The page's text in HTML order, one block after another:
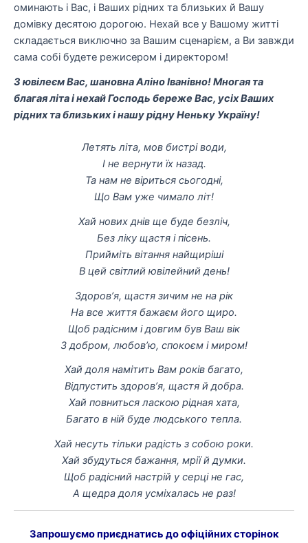
оминають і Вас, і Ваших рідних та близьких й Вашу
домівку десятою дорогою. Нехай все у Вашому житті
складається виключно за Вашим сценарієм, а Ви завжди
сама собі будете режисером і директором!
З ювілеєм Вас, шановна Аліно Іванівно! Многая та
благая літа і нехай Господь береже Вас, усіх Ваших
рідних та близьких і нашу рідну Неньку Україну!
Летять літа, мов бистрі води,
І не вернути їх назад.
Та нам не віриться сьогодні,
Що Вам уже чимало літ!
Хай нових днів ще буде безліч,
Без ліку щастя і пісень.
Прийміть вітання найщиріші
В цей світлий ювілейний день!
Здоров’я, щастя зичим не на рік
На все життя бажаєм його щиро.
Щоб радісним і довгим був Ваш вік
З добром, любов’ю, спокоєм і миром!
Хай доля намітить Вам років багато,
Відпустить здоров’я, щастя й добра.
Хай повниться ласкою рідная хата,
Багато в ній буде людського тепла.
Хай несуть тільки радість з собою роки.
Хай збудуться бажання, мрії й думки.
Щоб радісний настрій у серці не гас,
А щедра доля усміхалась не раз!
Запрошуємо приєднатись до офіційних сторінок